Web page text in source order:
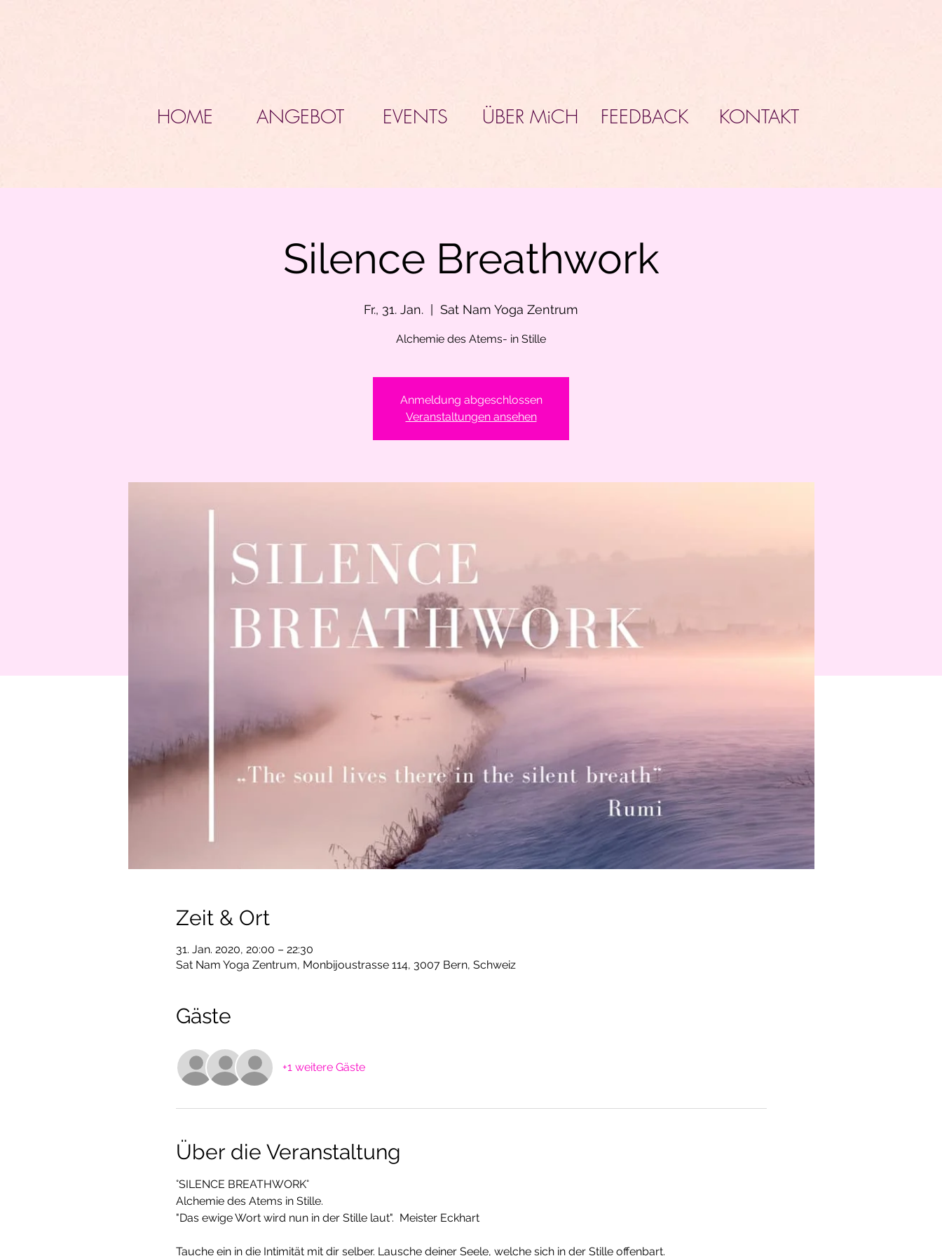
HOME ANGEBOT EVENTS ÜBER MiCH FEEDBACK KONTAKT
Silence Breathwork
Fr., 31. Jan. Sat Nam Yoga Zentrum
Alchemie des Atems- in Stille
Anmeldung abgeschlossen
Veranstaltungen ansehen
Zeit & Ort
31. Jan. 2020, 20:00 – 22:30
Sat Nam Yoga Zentrum, Monbijoustrasse 114, 3007 Bern, Schweiz
Gäste
+1 weitere Gäste
Über die Veranstaltung
°SILENCE BREATHWORK°
Alchemie des Atems in Stille.
"Das ewige Wort wird nun in der Stille laut".  Meister Eckhart
Tauche ein in die Intimität mit dir selber. Lausche deiner Seele, welche sich in der Stille offenbart.